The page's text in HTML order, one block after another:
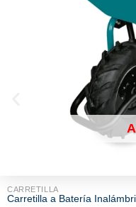
CARRETILLA
Carretilla a Batería